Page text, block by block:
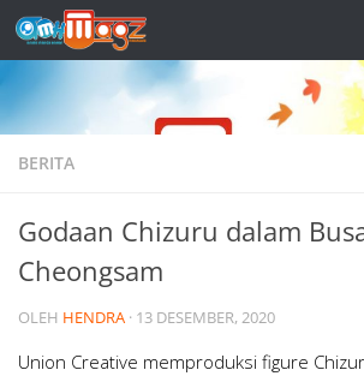
Skip to content
BERITA
Godaan Chizuru dalam
Cheongsam
OLEH HENDRA · 13 DESEMBER, 2020
Union Creative memproduksi figure